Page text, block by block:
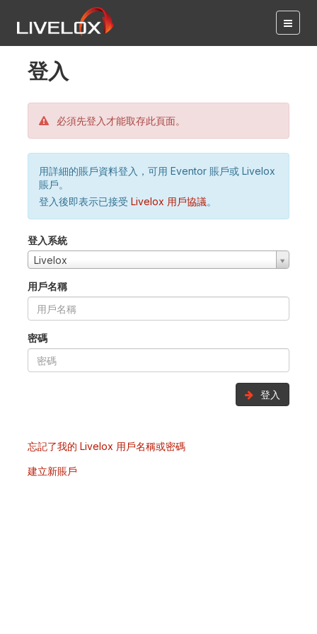
登入
必須先登入才能取存此頁面。
用詳細的賬戶資料登入，可用 Eventor 賬戶或 Livelox
賬戶。
登入後即表示已接受 Livelox 用戶協議。
登入系統
Livelox
用戶名稱
密碼
登入
忘記了我的 Livelox 用戶名稱或密碼
建立新賬戶